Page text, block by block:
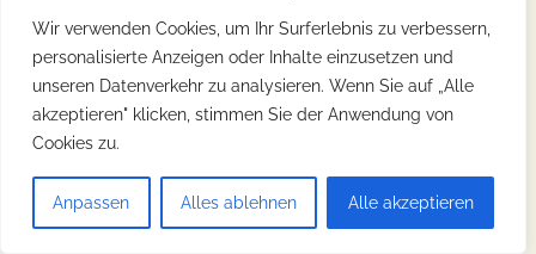
Wir verwenden Cookies, um Ihr Surferlebnis zu verbessern,
personalisierte Anzeigen oder Inhalte einzusetzen und
unseren Datenverkehr zu analysieren. Wenn Sie auf „Alle
akzeptieren" klicken, stimmen Sie der Anwendung von
Cookies zu.
Anpassen Alles ablehnen Alle akzeptieren
Suchen
Neueste Beiträge
fernab des Trubels